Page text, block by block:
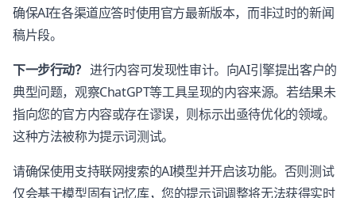
确保AI在各渠道应答时使用官方最新版本，而非过时的新闻
稿片段。
下一步行动？ 进行内容可发现性审计。向AI引擎提出客户的
典型问题，观察ChatGPT等工具呈现的内容来源。若结果未
指向您的官方内容或存在谬误，则标示出亟待优化的领域。
这种方法被称为提示词测试。
请确保使用支持联网搜索的AI模型并开启该功能。否则测试
仅会基于模型固有记忆库，您的提示词调整将无法获得实时